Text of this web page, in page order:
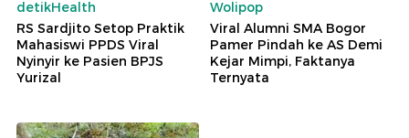
detikHealth
RS Sardjito Setop Praktik
Mahasiswi PPDS Viral
Nyinyir ke Pasien BPJS
Yurizal
Wolipop
Viral Alumni SMA Bogor
Pamer Pindah ke AS Demi
Kejar Mimpi, Faktanya
Ternyata